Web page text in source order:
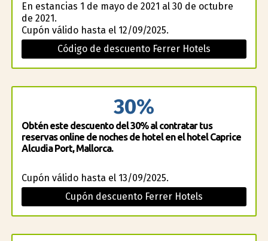
En estancias 1 de mayo de 2021 al 30 de octubre
de 2021.
Cupón válido hasta el 12/09/2025.
Código de descuento Ferrer Hotels
30%
Obtén este descuento del 30% al contratar tus
reservas online de noches de hotel en el hotel Caprice
Alcudia Port, Mallorca.
Cupón válido hasta el 13/09/2025.
Cupón descuento Ferrer Hotels